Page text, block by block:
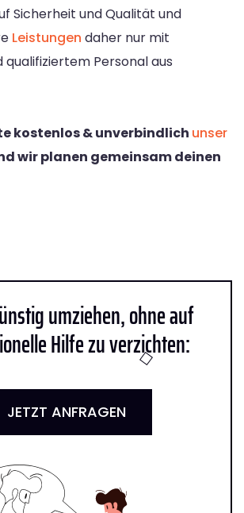
Sicherheit und Qualität und
Leistungen daher nur mit
Personal aus
kostenlos & unverbindlich unser
wir planen gemeinsam deinen
umziehen, ohne auf
Hilfe zu verzichten:
JETZT ANFRAGEN